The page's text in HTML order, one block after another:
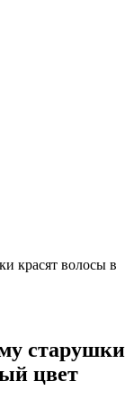
красят волосы в
старушки
цвет